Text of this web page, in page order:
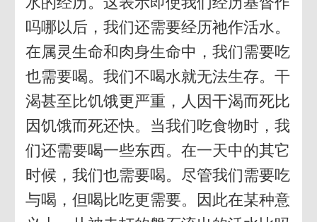
吗哪以后，我们还需要经历祂作活水。
在属灵生命和肉身生命中，我们需要吃
也需要喝。我们不喝水就无法生存。干
渴甚至比饥饿更严重，人因干渴而死比
因饥饿而死还快。当我们吃食物时，我
们还需要喝一些东西。在一天中的其它
时候，我们也需要喝。尽管我们需要吃
与喝，但喝比吃更需要。因此在某种意